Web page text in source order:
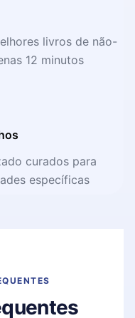
livros de não-
12 minutos
curados para
específicas